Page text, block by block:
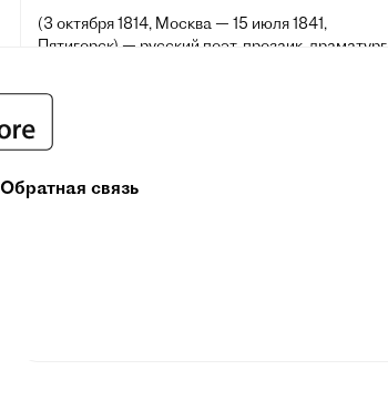
(3 октября 1814, Москва — 15 июля 1841,
Пятигорск) — русский поэт, прозаик, драматург,
сочетаются гражданские, философские и
общества, ознаменовало собой новый расцвет
влияние на виднейших русских писателей и
Обратная связь